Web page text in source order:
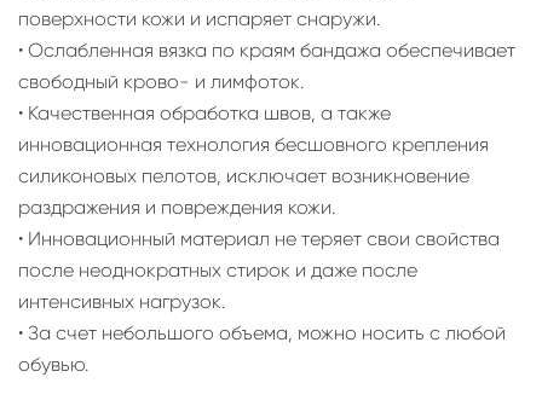
поверхности кожи и испаряет снаружи.
• Ослабленная вязка по краям бандажа обеспечивает
свободный крово- и лимфоток.
• Качественная обработка швов, а также
инновационная технология бесшовного крепления
силиконовых пелотов, исключает возникновение
раздражения и повреждения кожи.
• Инновационный материал не теряет свои свойства
после неоднократных стирок и даже после
интенсивных нагрузок.
• За счет небольшого объема, можно носить с любой
обувью.